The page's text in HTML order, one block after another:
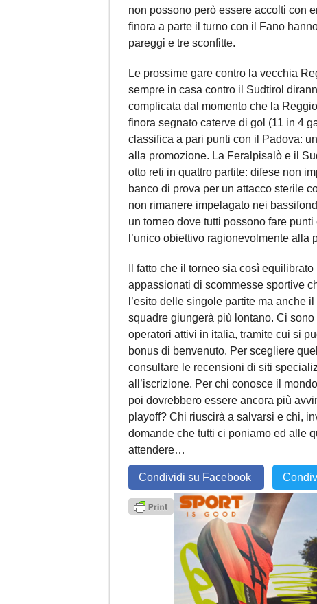
non possono però essere accolti con
finora a parte il turno con il Fano
pareggi e tre sconfitte.
Le prossime gare contro la vecchia
sempre in casa contro il Sudtirol
complicata dal momento che la
finora segnato caterve di gol (11 in 4
classifica a pari punti con il Padova:
alla promozione. La Feralpisalò e il
otto reti in quattro partite: difese non
banco di prova per un attacco sterile
non rimanere impelagato nei
un torneo dove tutti possono fare
l’unico obiettivo ragionevolmente alla
Il fatto che il torneo sia così
appassionati di scommesse sportive
l’esito delle singole partite ma anche
squadre giungerà più lontano. Ci
operatori attivi in italia, tramite cui si
bonus di benvenuto. Per scegliere
consultare le recensioni di siti
all’iscrizione. Per chi conosce il
poi dovrebbero essere ancora più
playoff? Chi riuscirà a salvarsi e chi,
domande che tutti ci poniamo ed alle
attendere…
Condividi su Facebook